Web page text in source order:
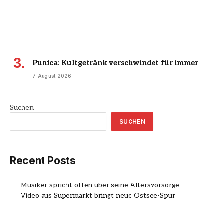
Punica: Kultgetränk verschwindet für immer
7 August 2026
Suchen
SUCHEN
Recent Posts
Musiker spricht offen über seine Altersvorsorge
Video aus Supermarkt bringt neue Ostsee-Spur